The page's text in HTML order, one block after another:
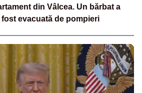
din Vâlcea. Un bărbat a
fost evacuată de pompieri